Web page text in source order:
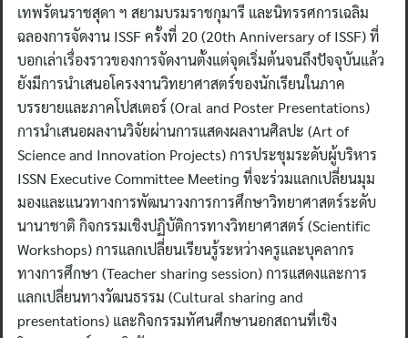
เทพรัตนราชสุดา ฯ สยามบรมราชกุมารี และนิทรรศการเฉลิม
ฉลองการจัดงาน ISSF ครั้งที่ 20 (20th Anniversary of ISSF) ที่
บอกเล่าเรื่องราวของการจัดงานตั้งแต่จุดเริ่มต้นจนถึงปัจจุบันแล้ว
ยังมีการนำเสนอโครงงานวิทยาศาสตร์ของนักเรียนในภาค
บรรยายและภาคโปสเตอร์ (Oral and Poster Presentations)
การนำเสนอผลงานวิจัยผ่านการแสดงผลงานศิลปะ (Art of
Science and Innovation Projects) การประชุมระดับผู้บริหาร
ISSN Executive Committee Meeting ที่จะร่วมแลกเปลี่ยนมุม
มองและแนวทางการพัฒนาวงการการศึกษาวิทยาศาสตร์ระดับ
นานาชาติ กิจกรรมเชิงปฏิบัติการทางวิทยาศาสตร์ (Scientific
Workshops) การแลกเปลี่ยนเรียนรู้ระหว่างครูและบุคลากร
ทางการศึกษา (Teacher sharing session) การแสดงและการ
แลกเปลี่ยนทางวัฒนธรรม (Cultural sharing and
presentations) และกิจกรรมทัศนศึกษานอกสถานที่เชิง